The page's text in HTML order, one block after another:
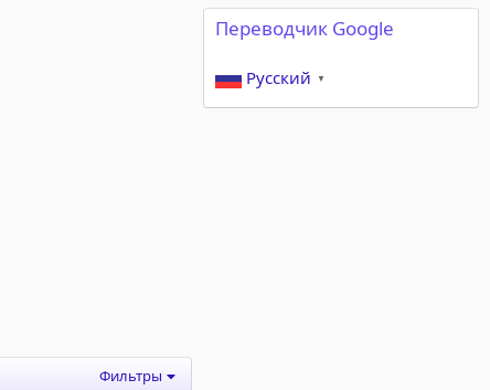
Фильтры
Переводчик Google
Русский ▼